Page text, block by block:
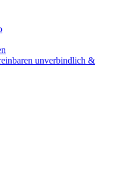
unverbindlich &